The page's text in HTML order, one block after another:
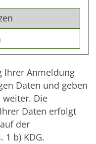
Ihrer Anmeldung
Daten und geben
Die
Daten erfolgt
der
1 b) KDG.